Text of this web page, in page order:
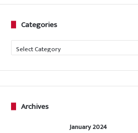
Categories
Categories
Archives
January 2024